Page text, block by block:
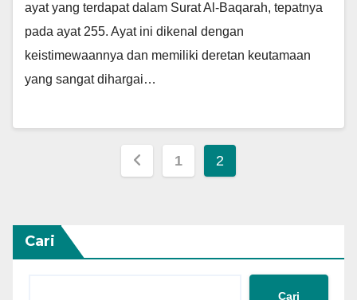
ayat yang terdapat dalam Surat Al-Baqarah, tepatnya
pada ayat 255. Ayat ini dikenal dengan
keistimewaannya dan memiliki deretan keutamaan
yang sangat dihargai…
Paginasi
1 2
Cari
Cari